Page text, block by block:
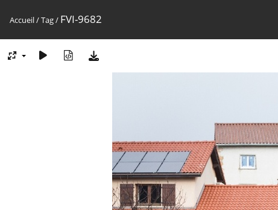
Accueil/Tag/ FVI-9682